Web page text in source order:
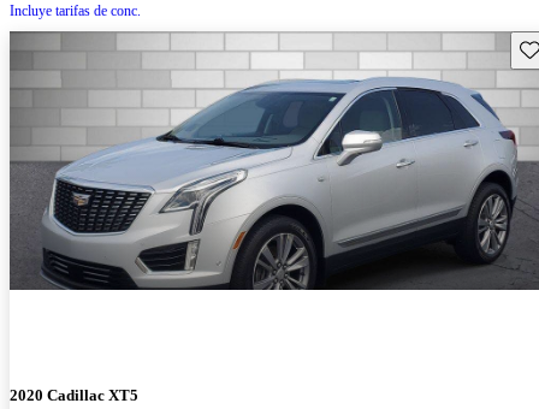
Incluye tarifas de conc.
2020 Cadillac XT5